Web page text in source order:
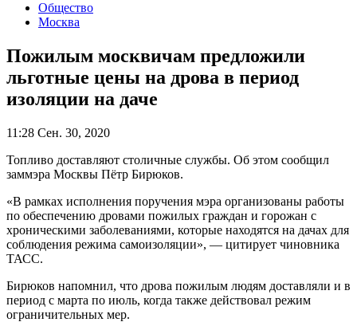
Общество
Москва
Пожилым москвичам предложили
льготные цены на дрова в период
изоляции на даче
11:28 Сен. 30, 2020
Топливо доставляют столичные службы. Об этом сообщил
заммэра Москвы Пётр Бирюков.
«В рамках исполнения поручения мэра организованы работы
по обеспечению дровами пожилых граждан и горожан с
хроническими заболеваниями, которые находятся на дачах для
соблюдения режима самоизоляции», — цитирует чиновника
ТАСС.
Бирюков напомнил, что дрова пожилым людям доставляли и в
период с марта по июль, когда также действовал режим
ограничительных мер.